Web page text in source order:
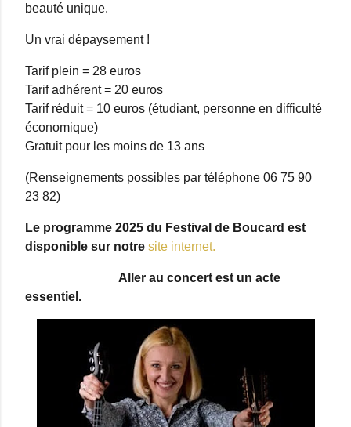
beauté unique.
Un vrai dépaysement !
Tarif plein = 28 euros
Tarif adhérent = 20 euros
Tarif réduit = 10 euros (étudiant, personne en difficulté
économique)
Gratuit pour les moins de 13 ans
(Renseignements possibles par téléphone 06 75 90
23 82)
Le programme 2025 du Festival de Boucard est
disponible sur notre site internet.
Aller au concert est un acte
essentiel.